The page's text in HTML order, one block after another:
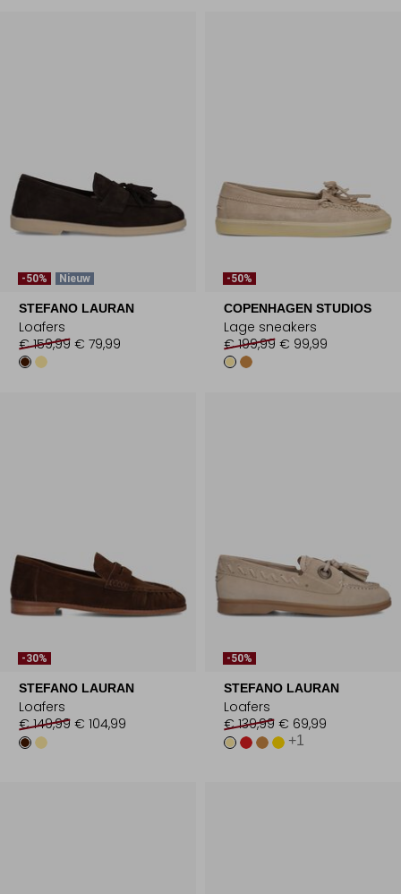
-50% Nieuw
STEFANO LAURAN
Loafers
€ 159,99 € 79,99
-50%
COPENHAGEN STUDIOS
Lage sneakers
€ 199,99 € 99,99
-30%
STEFANO LAURAN
Loafers
€ 149,99 € 104,99
-50%
STEFANO LAURAN
Loafers
€ 139,99 € 69,99
+1